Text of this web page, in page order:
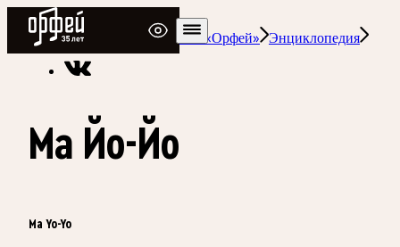
Радио Орфей
Радио классической музыки «Орфей» Энциклопедия
Ма Йо-Йо
Ma Yo-Yo